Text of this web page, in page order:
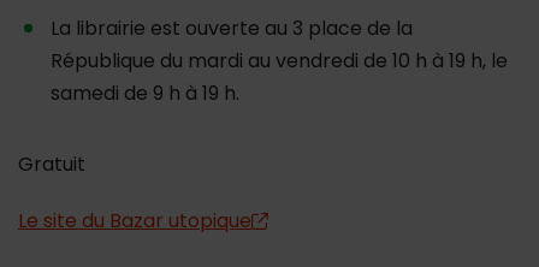
La librairie est ouverte au 3 place de la
République du mardi au vendredi de 10 h à 19 h, le
samedi de 9 h à 19 h.
Gratuit
Le site du Bazar utopique